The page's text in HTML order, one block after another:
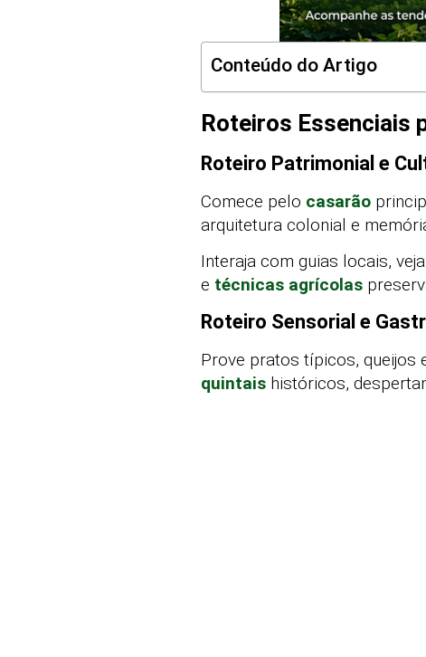
Conteúdo do Artigo
Roteiros Essenciais
Roteiro Patrimonial e
Comece pelo casarão
arquitetura colonial e
Interaja com guias locais,
e técnicas agrícolas
Roteiro Sensorial e
Prove pratos típicos, queijos
quintais históricos,